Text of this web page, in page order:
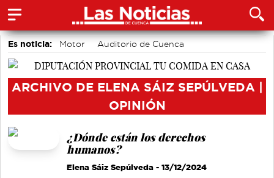
Es noticia: Motor
Auditorio de Cuenca
accidentes laborales
ARCHIVO DE ELENA SÁIZ SEPÚLVEDA |
OPINIÓN
¿Dónde están los derechos
humanos?
Elena Sáiz Sepúlveda - 13/12/2024